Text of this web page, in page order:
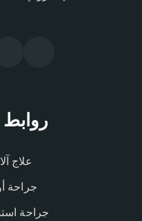
علاج
جراحة
جراحة